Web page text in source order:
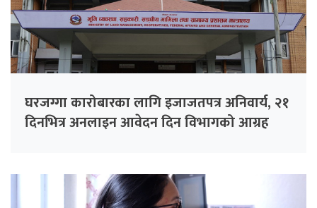
घरजग्गा कारोबारका लागि इजाजतपत्र अनिवार्य, २१
दिनभित्र अनलाइन आवेदन दिन विभागको आग्रह